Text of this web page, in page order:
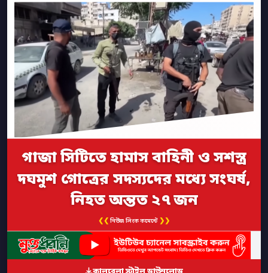
গাজা সিটিতে হামাস বাহিনী ও সশস্ত্র
দঘমুশ গোত্রের সদস্যদের মধ্যে সংঘর্ষ,
নিহত অন্তত ২৭ জন
❮❮ নিউজ লিংক কমেন্টে ❯❯